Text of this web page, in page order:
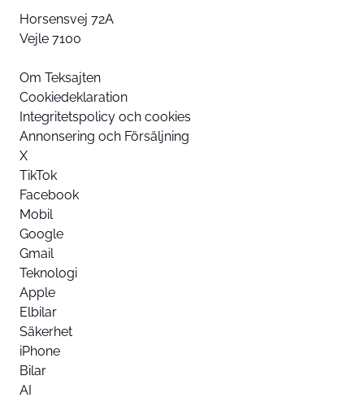
Horsensvej 72A
Vejle 7100
Om Teksajten
Cookiedeklaration
Integritetspolicy och cookies
Annonsering och Försäljning
X
TikTok
Facebook
Mobil
Google
Gmail
Teknologi
Apple
Elbilar
Säkerhet
iPhone
Bilar
AI